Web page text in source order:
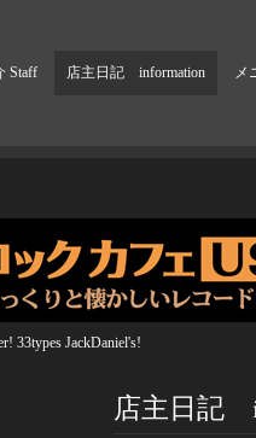
Staff 店主日記 information メ
33types JackDaniel's!
店主日記